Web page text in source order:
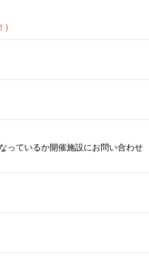
)
っているか開催施設にお問い合わせ